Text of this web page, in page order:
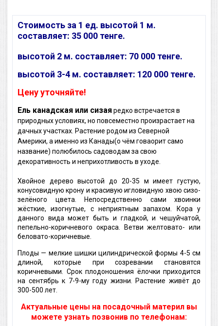
Стоимость за 1 ед. высотой 1 м.
составляет: 35 000 тенге.
высотой 2 м. составляет: 70 000 тенге.
высотой 3-4 м. составляет: 120 000 тенге.
Цену уточняйте!
Ель канадская или сизаяредко встречается в
природных условиях, но повсеместно произрастает на
дачных участках. Растение родом из Северной
Америки, а именно из Канады(о чём говаорит само
название) полюбилось садоводам за свою
декоративность и неприхотливость в уходе.
Хвойное дерево высотой до 20-35 м имеет густую,
конусовидную крону и красивую игловидную хвою сизо-
зелёного цвета. Непосредственно сами хвоинки
жёсткие, изогнутые, с неприятным запахом. Кора у
данного вида может быть и гладкой, и чешуйчатой,
пепельно-коричневого окраса. Ветви желтовато- или
беловато-коричневые.
Плоды — мелкие шишки цилиндрической формы 4-5 см
длиной, которые при созревании становятся
коричневыми. Срок плодоношения ёлочки приходится
на сентябрь к 7-9-му году жизни. Растение живёт до
300-500 лет.
Актуальные цены на посадочный материл вы
можете узнать позвонив по телефонам: